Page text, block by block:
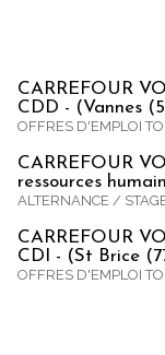
CARREFOUR
CDD - (Vannes
OFFRES D'EMPLOI
CARREFOUR
ressources
ALTERNANCE /
CARREFOUR
CDI - (St Brice
OFFRES D'EMPLOI